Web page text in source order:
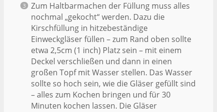
Zum Haltbarmachen der Füllung muss alles
nochmal „gekocht“ werden. Dazu die
Kirschfüllung in hitzebeständige
Einweckgläser füllen – zum Rand oben sollte
etwa 2,5cm (1 inch) Platz sein – mit einem
Deckel verschließen und dann in einen
großen Topf mit Wasser stellen. Das Wasser
sollte so hoch sein, wie die Gläser gefüllt sind
– alles zum Kochen bringen und für 30
Minuten kochen lassen. Die Gläser